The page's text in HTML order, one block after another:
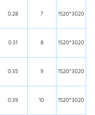
0.28 7 1520*3020
0.31 8 1520*3020
0.35 9 1520*3020
0.39 10 1520*3020